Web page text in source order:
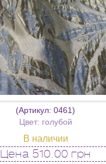
(Артикул: 0461)
Цвет: голубой
В наличии
Цена 510.00 грн